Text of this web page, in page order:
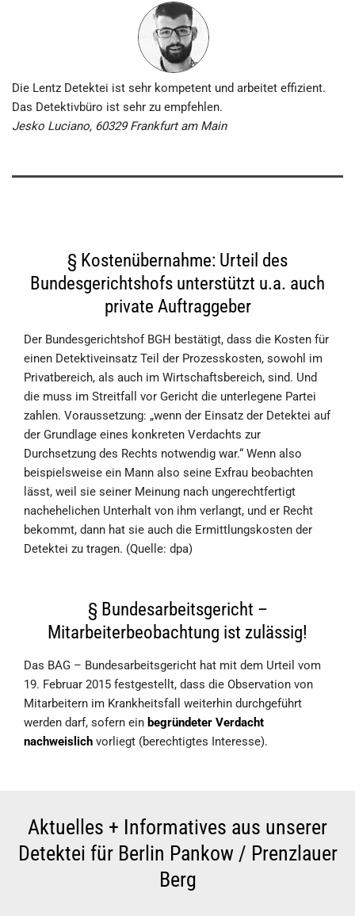
Die Lentz Detektei ist sehr kompetent und arbeitet effizient.
Das Detektivbüro ist sehr zu empfehlen.
Jesko Luciano, 60329 Frankfurt am Main
§ Kostenübernahme: Urteil des
Bundesgerichtshofs unterstützt u.a. auch
private Auftraggeber
Der Bundesgerichtshof BGH bestätigt, dass die Kosten für
einen Detektiveinsatz Teil der Prozesskosten, sowohl im
Privatbereich, als auch im Wirtschaftsbereich, sind. Und
die muss im Streitfall vor Gericht die unterlegene Partei
zahlen. Voraussetzung: „wenn der Einsatz der Detektei auf
der Grundlage eines konkreten Verdachts zur
Durchsetzung des Rechts notwendig war.“ Wenn also
beispielsweise ein Mann also seine Exfrau beobachten
lässt, weil sie seiner Meinung nach ungerechtfertigt
nachehelichen Unterhalt von ihm verlangt, und er Recht
bekommt, dann hat sie auch die Ermittlungskosten der
Detektei zu tragen. (Quelle: dpa)
§ Bundesarbeitsgericht –
Mitarbeiterbeobachtung ist zulässig!
Das BAG – Bundesarbeitsgericht hat mit dem Urteil vom
19. Februar 2015 festgestellt, dass die Observation von
Mitarbeitern im Krankheitsfall weiterhin durchgeführt
werden darf, sofern ein begründeter Verdacht
nachweislich vorliegt (berechtigtes Interesse).